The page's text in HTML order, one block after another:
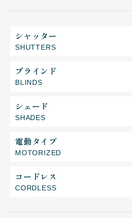
シャッター
SHUTTERS
ブラインド
BLINDS
シェード
SHADES
電動タイプ
MOTORIZED
コードレス
CORDLESS